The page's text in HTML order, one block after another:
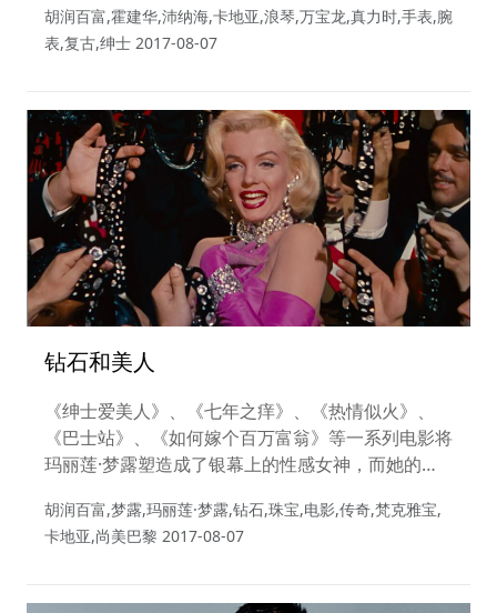
格。”
胡润百富,霍建华,沛纳海,卡地亚,浪琴,万宝龙,真力时,手表,腕
表,复古,绅士 2017-08-07
钻石和美人
《绅士爱美人》、《七年之痒》、《热情似火》、
《巴士站》、《如何嫁个百万富翁》等一系列电影将
玛丽莲·梦露塑造成了银幕上的性感女神，而她的经
胡润百富,梦露,玛丽莲·梦露,钻石,珠宝,电影,传奇,梵克雅宝,
卡地亚,尚美巴黎 2017-08-07